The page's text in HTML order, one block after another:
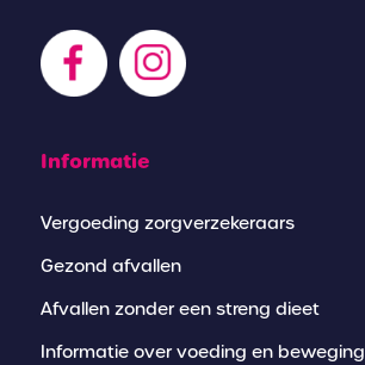
Informatie
Vergoeding zorgverzekeraars
Gezond afvallen
Afvallen zonder een streng dieet
Informatie over voeding en beweging